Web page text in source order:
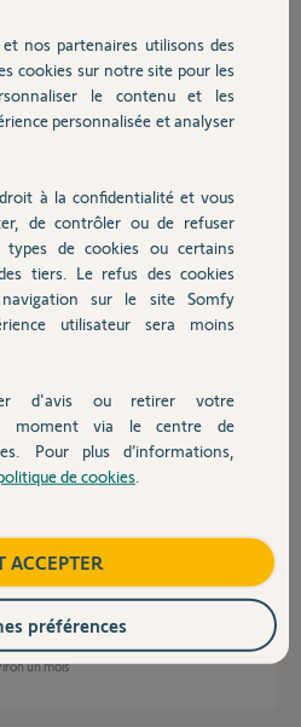
?
le portail sans problème. Mais
3 fois par 24 heures.
fil de discussion
l'âge de votre équipement ?
et de sécurité qui y sont
un mois
nos partenaires utilisons des
cookies sur notre site pour les
le contenu et les
personnalisée et analyser
à la confidentialité et vous
de contrôler ou de refuser
types de cookies ou certains
tiers. Le refus des cookies
sur le site Somfy
utilisateur sera moins
d'avis ou retirer votre
moment via le centre de
Pour plus d’informations,
de cookies
ACCEPTER
préférences